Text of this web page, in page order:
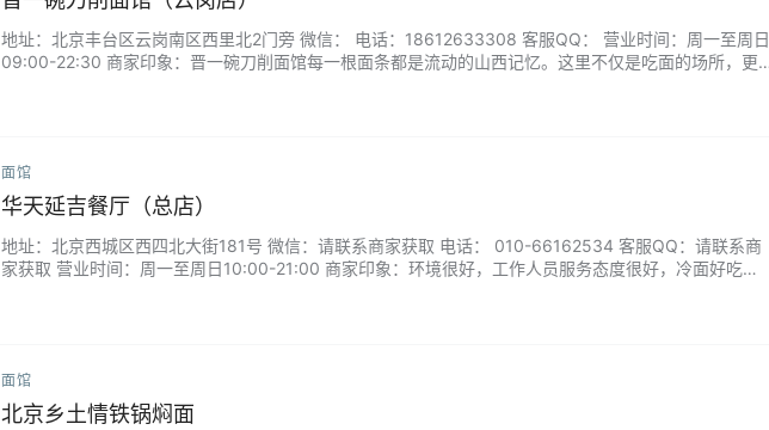
地址：北京丰台区云岗南区西里北2门旁 微信： 电话：18612633308 客服QQ： 营业时间：周一至周日
09:00-22:30 商家印象：晋一碗刀削面馆每一根面条都是流动的山西记忆。这里不仅是吃面的场所，更
面馆
华天延吉餐厅（总店）
地址：北京西城区西四北大街181号 微信：请联系商家获取 电话： 010-66162534 客服QQ：请联系商
家获取 营业时间：周一至周日10:00-21:00 商家印象：环境很好，工作人员服务态度很好，冷面好吃劲
面馆
北京乡土情铁锅焖面